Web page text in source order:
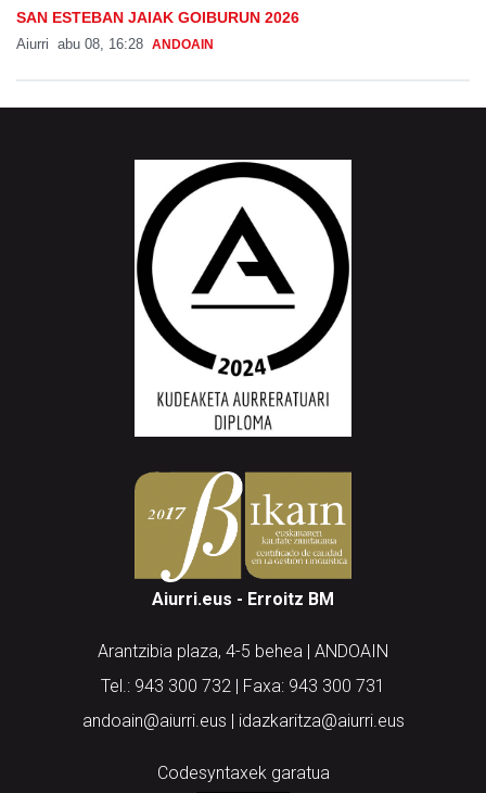
SAN ESTEBAN JAIAK GOIBURUN 2026
Aiurri abu 08, 16:28 ANDOAIN
Aiurri.eus - Erroitz BM
Arantzibia plaza, 4-5 behea | ANDOAIN
Tel.: 943 300 732 | Faxa: 943 300 731
andoain@aiurri.eus | idazkaritza@aiurri.eus
Codesyntaxek garatua